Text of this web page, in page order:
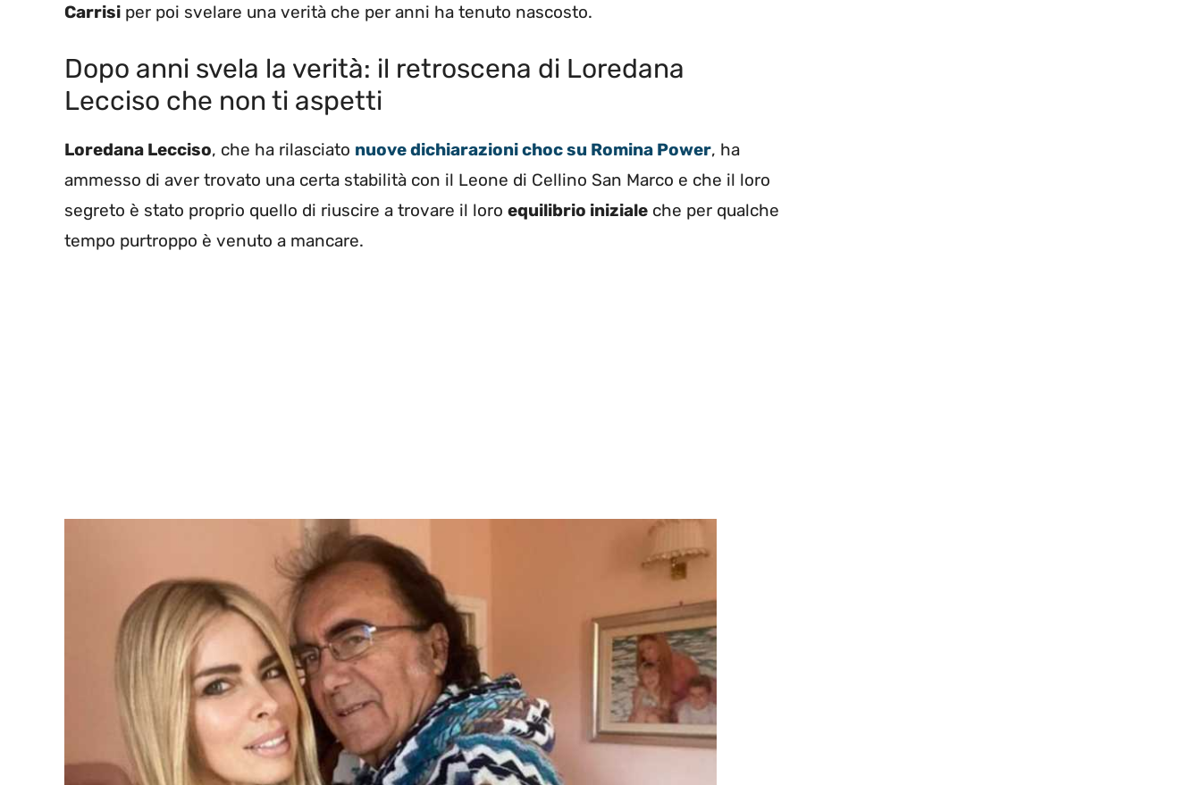
Carrisi per poi svelare una verità che per anni ha tenuto nascosto.
Dopo anni svela la verità: il retroscena di Loredana
Lecciso che non ti aspetti
Loredana Lecciso, che ha rilasciato nuove dichiarazioni choc su Romina Power, ha
ammesso di aver trovato una certa stabilità con il Leone di Cellino San Marco e che il loro
segreto è stato proprio quello di riuscire a trovare il loro equilibrio iniziale che per qualche
tempo purtroppo è venuto a mancare.